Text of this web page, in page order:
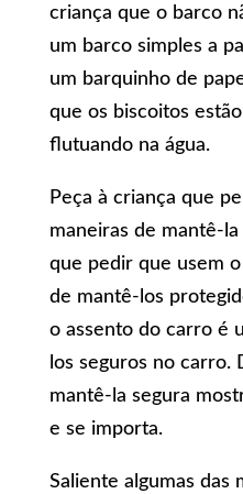
criança que o barco
um barco simples a
um barquinho de
que os biscoitos
flutuando na água.
Peça à criança que
maneiras de mantê-
que pedir que usem
de mantê-los
o assento do carro é
los seguros no carro.
mantê-la segura
e se importa.
Saliente algumas das